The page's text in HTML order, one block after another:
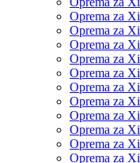
Oprema za
Oprema za
Oprema za
Oprema za
Oprema za
Oprema za
Oprema za
Oprema za
Oprema za
Oprema za
Oprema za